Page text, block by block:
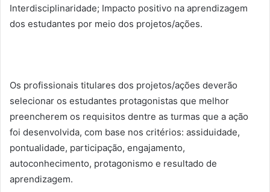
Interdisciplinaridade; Impacto positivo na aprendizagem
dos estudantes por meio dos projetos/ações.
Os profissionais titulares dos projetos/ações deverão
selecionar os estudantes protagonistas que melhor
preencherem os requisitos dentre as turmas que a ação
foi desenvolvida, com base nos critérios: assiduidade,
pontualidade, participação, engajamento,
autoconhecimento, protagonismo e resultado de
aprendizagem.